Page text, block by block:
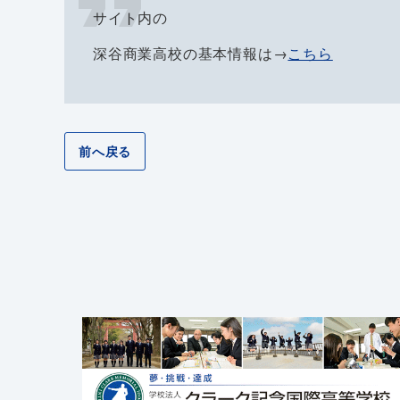
サイト内の
深谷商業高校の基本情報は→こちら
前へ戻る